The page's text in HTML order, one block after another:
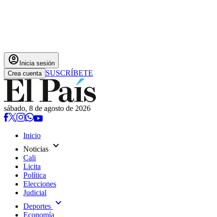
account_circle Inicia sesión
Crea cuenta SUSCRÍBETE
sábado, 8 de agosto de 2026
Inicio
Noticias expand_more
Cali
Licita
Política
Elecciones
Judicial
Deportes expand_more
Economía